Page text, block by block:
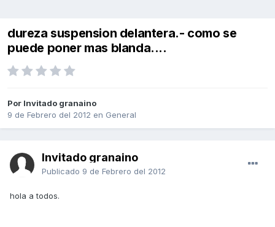
dureza suspension delantera.- como se
puede poner mas blanda....
Por Invitado granaino
9 de Febrero del 2012 en General
Invitado granaino
Publicado 9 de Febrero del 2012
hola a todos.